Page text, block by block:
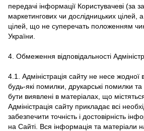
передачі інформації Користувачеві (за
маркетингових чи дослідницьких цілей,
цілей, що не суперечать положенням
України.
4. Обмеження відповідальності
4.1. Адміністрація сайту не несе жодної
будь-які помилки, друкарські помилки та
бути виявлені в матеріалах, що
Адміністрація сайту прикладає всі
забезпечити точність і достовірність
на Сайті. Вся інформація та матеріали